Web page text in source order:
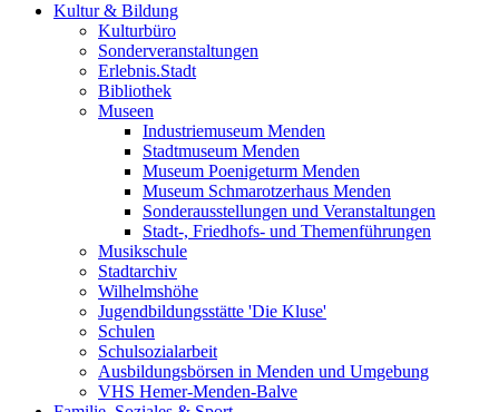
Kultur & Bildung
Kulturbüro
Sonderveranstaltungen
Erlebnis.Stadt
Bibliothek
Museen
Industriemuseum Menden
Stadtmuseum Menden
Museum Poenigeturm Menden
Museum Schmarotzerhaus Menden
Sonderausstellungen und Veranstaltungen
Stadt-, Friedhofs- und Themenführungen
Musikschule
Stadtarchiv
Wilhelmshöhe
Jugendbildungsstätte 'Die Kluse'
Schulen
Schulsozialarbeit
Ausbildungsbörsen in Menden und Umgebung
VHS Hemer-Menden-Balve